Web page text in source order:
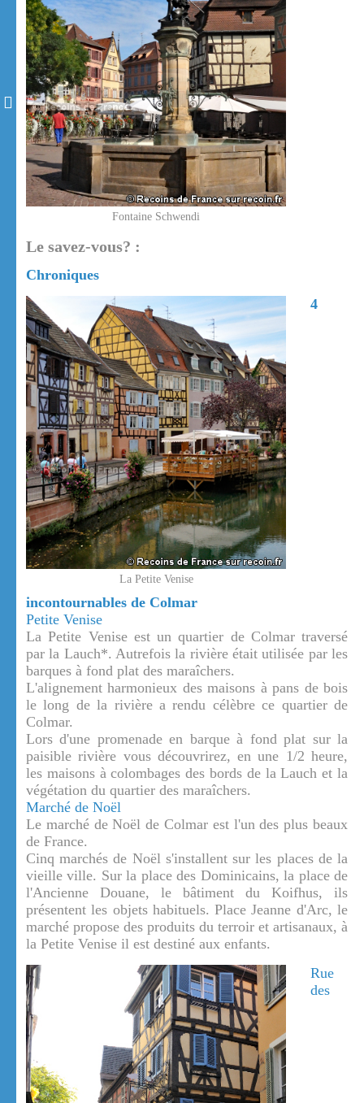
Fontaine Schwendi
Le savez-vous? :
Chroniques
La Petite Venise
4
incontournables de Colmar
Petite Venise
La Petite Venise est un quartier de Colmar traversé
par la Lauch*. Autrefois la rivière était utilisée par les
barques à fond plat des maraîchers.
L'alignement harmonieux des maisons à pans de bois
le long de la rivière a rendu célèbre ce quartier de
Colmar.
Lors d'une promenade en barque à fond plat sur la
paisible rivière vous découvrirez, en une 1/2 heure,
les maisons à colombages des bords de la Lauch et la
végétation du quartier des maraîchers.
Marché de Noël
Le marché de Noël de Colmar est l'un des plus beaux
de France.
Cinq marchés de Noël s'installent sur les places de la
vieille ville. Sur la place des Dominicains, la place de
l'Ancienne Douane, le bâtiment du Koifhus, ils
présentent les objets habituels. Place Jeanne d'Arc, le
marché propose des produits du terroir et artisanaux, à
la Petite Venise il est destiné aux enfants.
Rue
des